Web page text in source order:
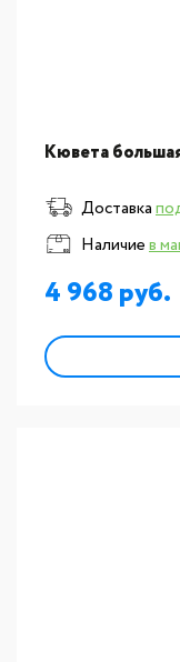
Кювета
Доставка
Наличиев
4 968